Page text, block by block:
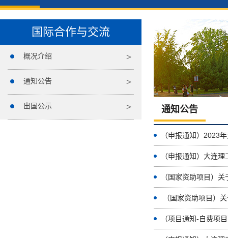
国际合作与交流
概况介绍
通知公告
出国公示 通知公告
（申报通知）2023
（申报通知）大连
（国家资助项目）